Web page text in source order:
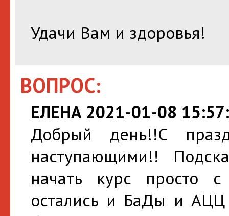
Удачи Вам и здоровья!
ВОПРОС:
ЕЛЕНА 2021-01-08
Добрый день!!С
наступающими!!
начать курс просто
остались и БаДы и АЦЦ